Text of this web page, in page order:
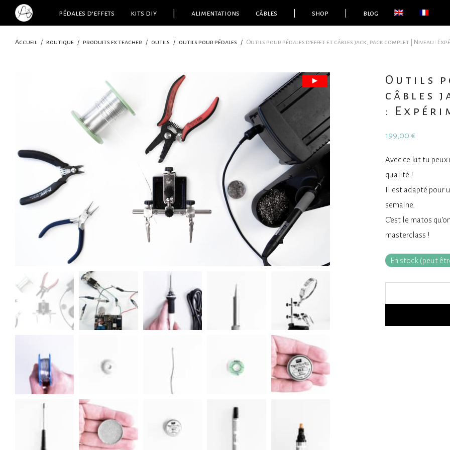
pédales d’effets kits diy alimentations câbles shop blog
Accueil / boutique / produits fx teacher / outils / outils pour pédales / Outils pour pédales d’effet et câbles jack, pack complet | Niveau :
Outils
câbles
:
199,00 €
Avec ce kit tu
qualité !
Il est adapté pour
semaine.
C’est le matos
masterclass !
En stock (peut